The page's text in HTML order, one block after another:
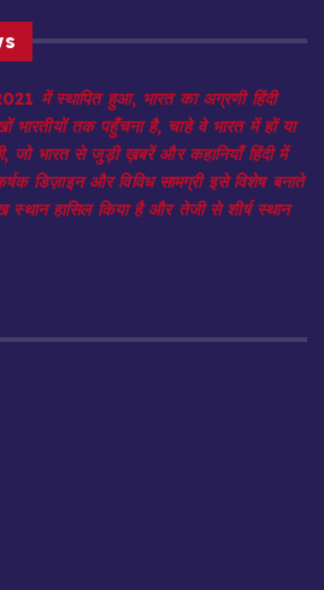
में स्थापित हुआ, भारत का अग्रणी हिंदी
भारतीयों तक पहुँचना है, चाहे वे भारत में हों या
जो भारत से जुड़ी ख़बरें और कहानियाँ हिंदी में
डिज़ाइन और विविध सामग्री इसे विशेष बनाते
हासिल किया है और तेजी से शीर्ष स्थान